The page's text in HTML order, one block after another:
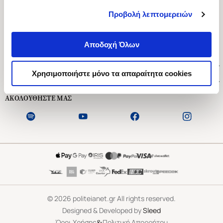
Προβολή λεπτομερειών
Αποδοχή Όλων
Χρησιμοποιήστε μόνο τα απαραίτητα cookies
Ασκληπιού 1-3, Αθήνα 106 79
Δευτέρα - Παρασκευή 09:00-21:00
Εξυπηρέτηση Πελατών
ΑΚΟΛΟΥΘΗΣΤΕ ΜΑΣ
©2026 politeianet.gr All rights reserved.
Designed & Developed bySleed